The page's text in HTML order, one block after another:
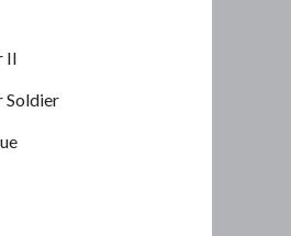
II
Soldier